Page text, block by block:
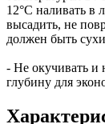
12°С наливать в
высадить, не
должен быть
- Не окучивать и
глубину для